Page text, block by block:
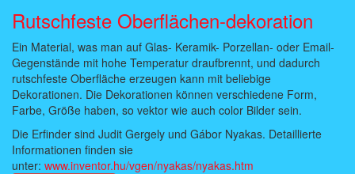
Rutschfeste Oberflächen-dekoration
Ein Material, was man auf Glas- Keramik- Porzellan- oder Email-
Gegenstände mit hohe Temperatur draufbrennt, und dadurch
rutschfeste Oberfläche erzeugen kann mit beliebige
Dekorationen. Die Dekorationen können verschiedene Form,
Farbe, Größe haben, so vektor wie auch color Bilder sein.
Die Erfinder sind Judit Gergely und Gábor Nyakas. Detaillierte
Informationen finden sie
unter: www.inventor.hu/vgen/nyakas/nyakas.htm